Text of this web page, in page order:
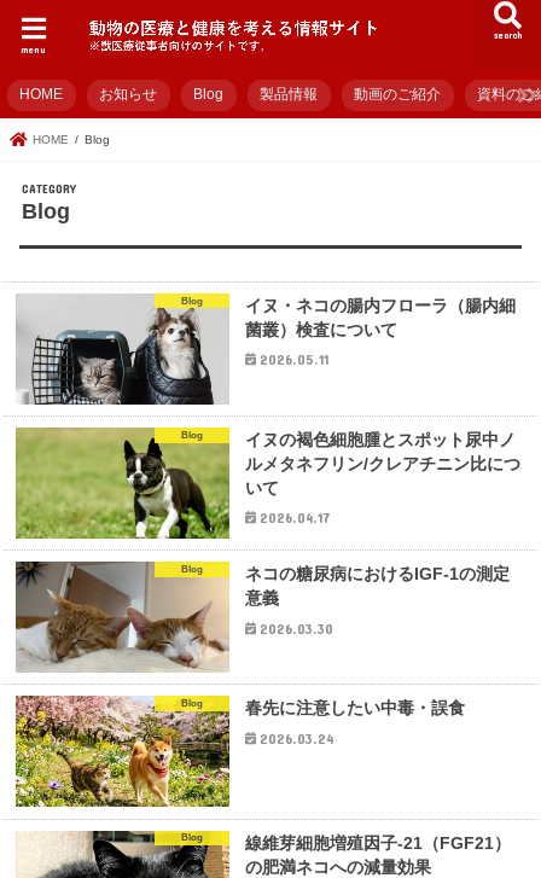
search
menu
HOME お知らせ Blog 製品情報 動画のご紹介 資料のご
HOME Blog
Blog
Blog
イヌ・ネコの腸内フローラ（腸内細
菌叢）検査について
2026.05.11
Blog
イヌの褐色細胞腫とスポット尿中ノ
ルメタネフリン/クレアチニン比につ
いて
2026.04.17
Blog
ネコの糖尿病におけるIGF-1の測定
意義
2026.03.30
Blog 春先に注意したい中毒・誤食
2026.03.24
Blog
線維芽細胞増殖因子-21（FGF21）
の肥満ネコへの減量効果